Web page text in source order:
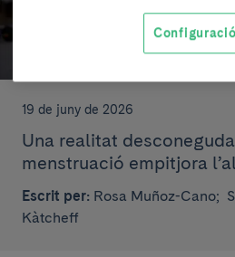
19 de juny de 2026
Una realitat
menstruació empitjora
Escrit per: Rosa Muñoz-Cano;
Kàtcheff